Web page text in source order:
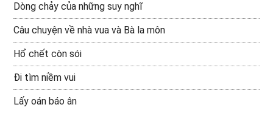
Dòng chảy của những suy nghĩ
Câu chuyện về nhà vua và Bà la môn
Hổ chết còn sói
Đi tìm niềm vui
Lấy oán báo ân